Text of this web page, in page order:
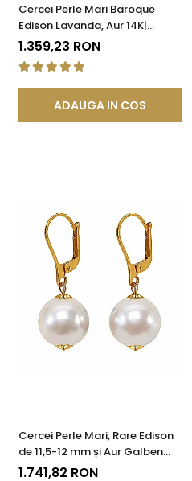
Cercei Perle Mari Baroque
Edison Lavanda, Aur 14K|
KASKADDA®
1.359,23 RON
ADAUGA IN COS
Cercei Perle Mari, Rare Edison
de 11,5-12 mm și Aur Galben
14K, Bijuterie de Colecție|
1.741,82 RON